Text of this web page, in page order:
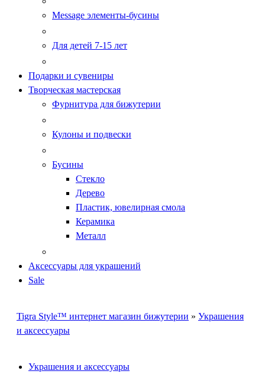
Message элементы-бусины
Для детей 7-15 лет
Подарки и сувениры
Творческая мастерская
Фурнитура для бижутерии
Кулоны и подвески
Бусины
Стекло
Дерево
Пластик, ювелирная смола
Керамика
Металл
Аксессуары для украшений
Sale
Tigra Style™ интернет магазин бижутерии » Украшения
и аксессуары
Украшения и аксессуары